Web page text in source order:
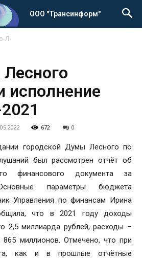
ООО "Трансинформ"
Л"
исполнение
672 0
городской Думы Лесного по
был рассмотрен отчёт об
финансового документа за
параметры бюджета
Управления по финансам Ирина
что в 2021 году доходы
2,5 миллиарда рублей, расходы –
миллионов. Отмечено, что при
как и в прошлые отчётные